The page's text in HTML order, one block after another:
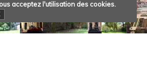
acceptez l'utilisation des cookies.